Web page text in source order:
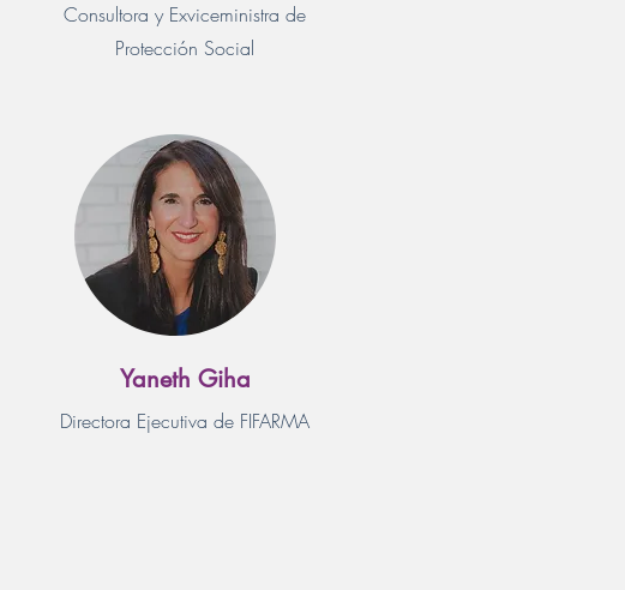
Consultora y Exviceministra de
Protección Social
Yaneth Giha
Directora Ejecutiva de FIFARMA